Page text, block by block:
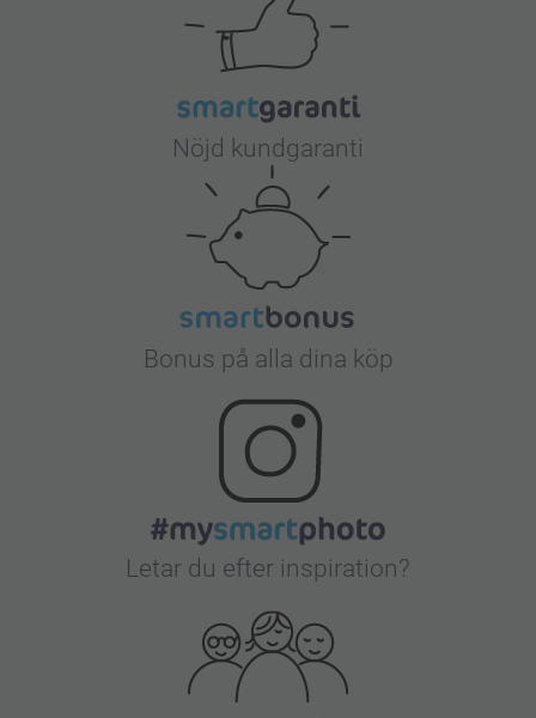
Nöjd kundgaranti
Bonus på alla dina köp
Letar du efter inspiration?